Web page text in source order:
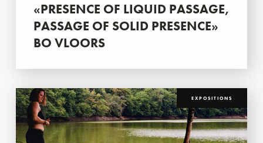
«PRESENCE OF LIQUID PASSAGE,
PASSAGE OF SOLID PRESENCE»
BO VLOORS
EXPOSITIONS